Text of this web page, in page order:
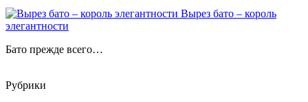
Вырез бато – король
элегантности
Бато прежде всего…
Рубрики